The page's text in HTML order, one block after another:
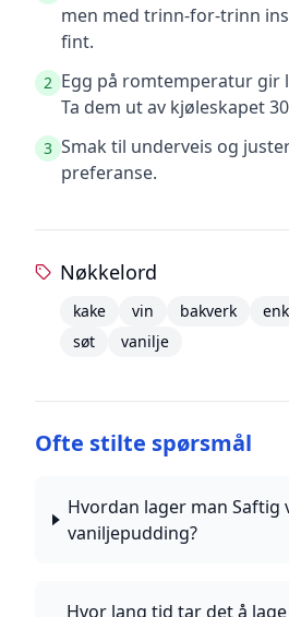
men med trinn-for-trinn
fint.
2 Egg på romtemperatur gir
Ta dem ut av kjøleskapet
3 Smak til underveis og
preferanse.
Nøkkelord
kake vin bakverk
søt
vanilje
Ofte stilte spørsmål
Hvordan lager man Saftig
vaniljepudding?
Hvor lang tid tar det å